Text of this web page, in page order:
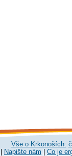
Vše o Krkonoších:
Napište nám Co je